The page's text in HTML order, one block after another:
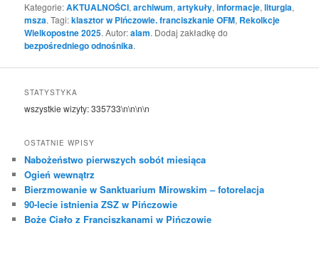
Kategorie:AKTUALNOŚCI,archiwum,artykuły,informacje,liturgia,
msza. Tagi:klasztor w Pińczowie. franciszkanie OFM, Rekolkcje
Wielkopostne 2025. Autor:alam. Dodaj zakładkę do
bezpośredniego odnośnika.
STATYSTYKA
wszystkie wizyty:335733\n\n\n\n
OSTATNIE WPISY
Nabożeństwo pierwszych sobót miesiąca
Ogień wewnątrz
Bierzmowanie w Sanktuarium Mirowskim – fotorelacja
90-lecie istnienia ZSZ w Pińczowie
Boże Ciało z Franciszkanami w Pińczowie